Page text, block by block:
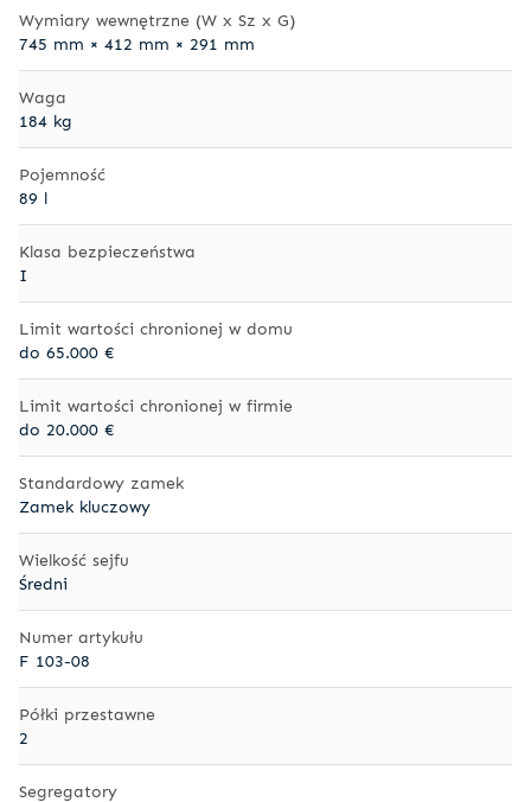
Wymiary wewnętrzne (W x Sz x G)
745 mm × 412 mm × 291 mm
Waga
184 kg
Pojemność
89 l
Klasa bezpieczeństwa
I
Limit wartości chronionej w domu
do 65.000 €
Limit wartości chronionej w firmie
do 20.000 €
Standardowy zamek
Zamek kluczowy
Wielkość sejfu
Średni
Numer artykułu
F 103-08
Półki przestawne
2
Segregatory